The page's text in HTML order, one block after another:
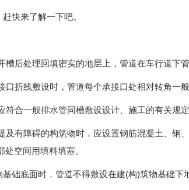
快来了解一下吧。
后处理回填密实的地层上，管道在车行道下
折线敷设时，管道每个承接口处相对转角一般
合一般排水管同槽敷设设计、施工的有关规定
及有障碍的构筑物时，应设置钢筋混凝土、钢
空间用填料填塞。
础底面时，管道不得敷设在建(构)筑物基础下